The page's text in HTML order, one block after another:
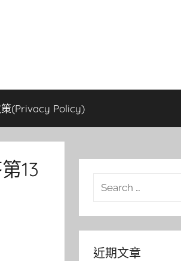
策(Privacy Policy)
13
Search
近期文章